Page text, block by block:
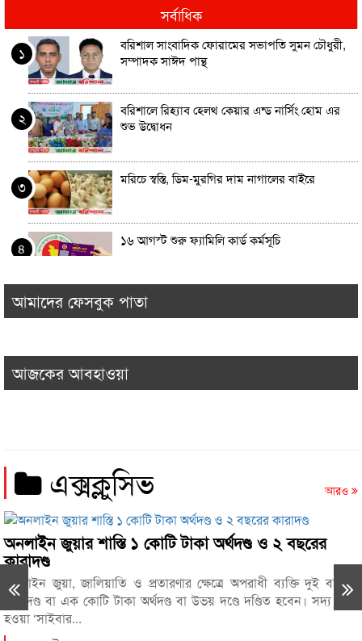
সর্বাধিক
১
বরিশাল সাংবাদিক ফোরামের সভাপতি সুমন চৌধুরী,
সম্পাদক সাঈদ পান্থ
২
বরিশালে রিহ্যাব হেলথ কেয়ার এন্ড নার্সিং হোম এর
শুভ উদ্বোধন
৩ মরিচে স্বস্তি, ডিম-মুরগির দাম নাগালের বাইরে
৪ ১৬ আগস্ট শুরু ফ্যামিলি কার্ড কর্মসূচি
৫
খাদ্য গুদামের চালের মান সন্তোষজনক, তদন্তের আশ্বাস
ড. জিয়াউদ্দিন হায়দারের
৬ রাষ্ট্রপতি নির্বাচন ২০ আগস্ট
৮
বরিশালে মোবাইল সার্ভিসিংয়ের নামে প্রতারণার
অভিযোগ, প্রশাসনের হস্তক্ষেপ কামনা।
৯ ববিতে ছাত্রদল-শিবির সংঘর্ষ, আহত ২০
১০
রাজপথের রাজনীতি নয়, পার্লামেন্টে ফিরতে হবে:
তথ্যমন্ত্রী
আমাদের ফেসবুক পাতা
আজকের আবহাওয়া
এক্সক্লুসিভ আরও
অনলাইন জুয়ার শাস্তি ১ কোটি টাকা অর্থদণ্ড ও ২ বছরের
কারাদণ্ড
অনলাইন জুয়া, জালিয়াতি ও প্রতারণার ক্ষেত্রে অপরাধী ব্যক্তি দুই বছরের
কারাদণ্ড বা এক কোটি টাকা অর্থদণ্ড বা উভয় দণ্ডে দণ্ডিত হবেন। সদ্য জারি
হওয়া ‘সাইবার...